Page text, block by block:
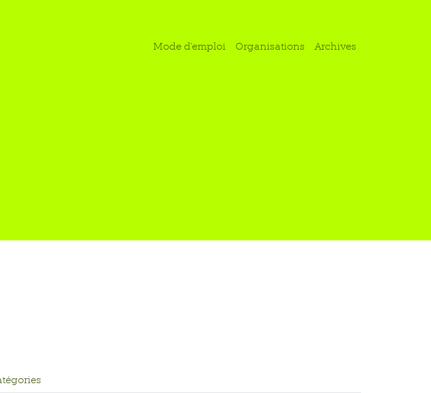
Mode d'emploi Organisations Archives